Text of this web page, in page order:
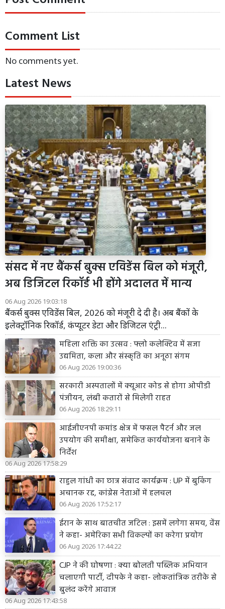
Comment List
No comments yet.
Latest News
संसद में नए बैंकर्स बुक्स एविडेंस बिल को मंजूरी,
अब डिजिटल रिकॉर्ड भी होंगे अदालत में मान्य
06 Aug 2026 19:03:18
बैंकर्स बुक्स एविडेंस बिल, 2026 को मंजूरी दे दी है। अब बैंकों के
इलेक्ट्रॉनिक रिकॉर्ड, कंप्यूटर डेटा और डिजिटल एंट्री...
महिला शक्ति का उत्सव : फ्लो कलेक्टिव में सजा
उद्यमिता, कला और संस्कृति का अनूठा संगम
06 Aug 2026 19:00:36
सरकारी अस्पतालों में क्यूआर कोड से होगा ओपीडी
पंजीयन, लंबी कतारों से मिलेगी राहत
06 Aug 2026 18:29:11
आईजीएनपी कमांड क्षेत्र में फसल पैटर्न और जल
उपयोग की समीक्षा, समेकित कार्ययोजना बनाने के
निर्देश
06 Aug 2026 17:58:29
राहुल गांधी का छात्र संवाद कार्यक्रम : UP में बुकिंग
अचानक रद्द, कांग्रेस नेताओं में हलचल
06 Aug 2026 17:52:17
ईरान के साथ बातचीत जटिल : इसमें लगेगा समय, वेंस
ने कहा- अमेरिका सभी विकल्पों का करेगा प्रयोग
06 Aug 2026 17:44:22
CJP ने की घोषणा : क्या बोलती पब्लिक अभियान
चलाएगी पार्टी, दीपके ने कहा- लोकतांत्रिक तरीके से
बुलंद करेंगे आवाज
06 Aug 2026 17:43:58